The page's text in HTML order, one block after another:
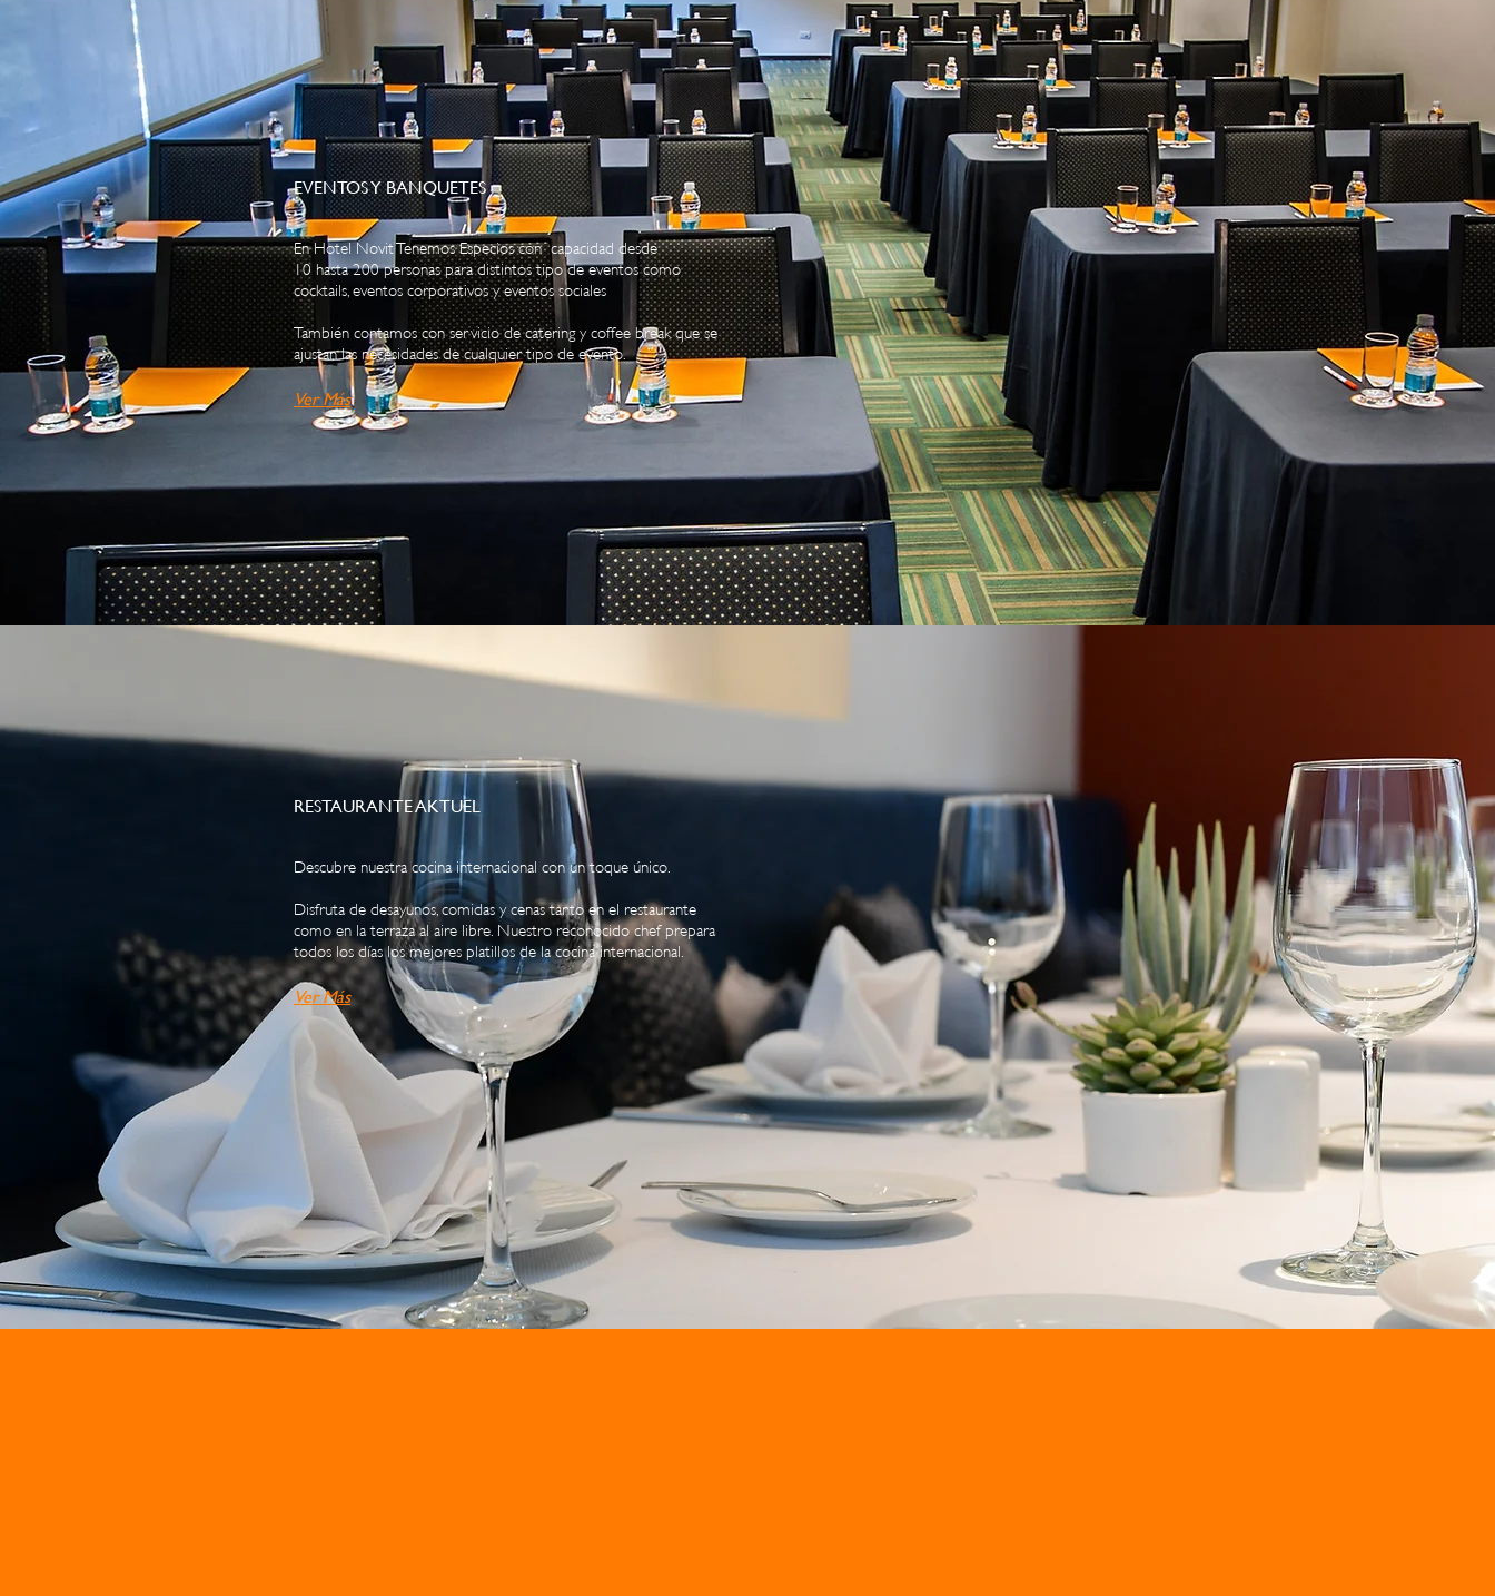
EVENTOS Y BANQUETES
En Hotel Novit Tenemos Especios con capacidad desde
10 hasta 200 personas para distintos tipo de eventos como
cocktails, eventos corporativos y eventos sociales
También contamos con servicio de catering y coffee break que se
ajustan las necesidades de cualquier tipo de evento.
VerMás
RESTAURANTE AKTUEL
Descubre nuestra cocina internacional con un toque único.
Disfruta de desayunos, comidas y cenas tanto en el restaurante
como en la terraza al aire libre. Nuestro reconocido chef prepara
todos los días los mejores platillos de la cocina internacional.
VerMás